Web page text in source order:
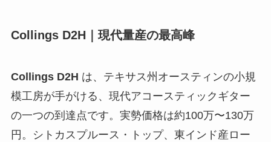
Collings D2H｜現代量産の最高峰
Collings D2H は、テキサス州オースティンの小規
模工房が手がける、現代アコースティックギター
の一つの到達点です。実勢価格は約100万〜130万
円。シトカスプルース・トップ、東インド産ロー